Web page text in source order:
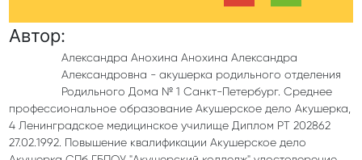
Автор:
Александра Анохина Анохина Александра
Александровна - акушерка родильного отделения
Родильного Дома № 1 Санкт-Петербург. Среднее
профессиональное образование Акушерское дело Акушерка,
4 Ленинградское медицинское училище Диплом РТ 202862
27.02.1992. Повышение квалификации Акушерское дело